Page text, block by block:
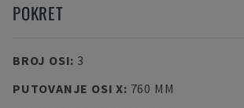
POKRET
BROJ OSI: 3
PUTOVANJE OSI X: 760 MM